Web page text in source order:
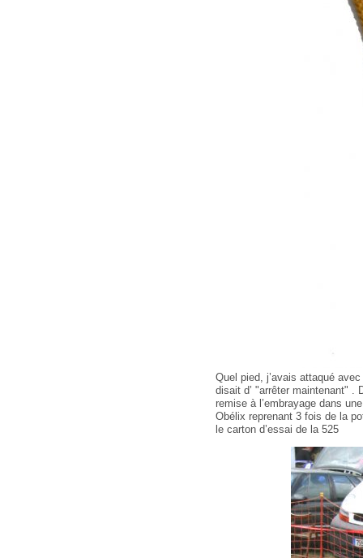
Quel pied, j’avais attaqué
disait d’ "arrêter maintenant" .
remise à l’embrayage dans
Obélix reprenant 3 fois de la
le carton d’essai de la 525